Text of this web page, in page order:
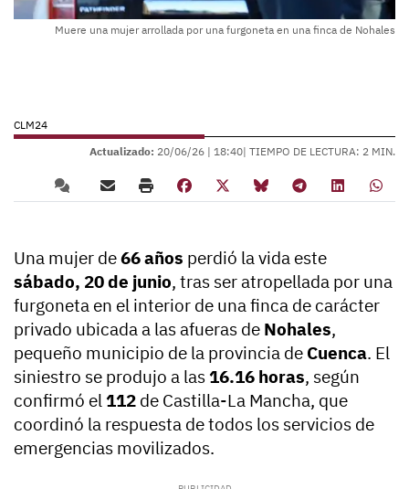
Muere una mujer arrollada por una furgoneta en una finca de Nohales
CLM24
Actualizado: 20/06/26 | 18:40| TIEMPO DE LECTURA: 2 MIN.
Una mujer de66 años perdió la vida este
sábado, 20 de junio, tras ser atropellada por una
furgoneta en el interior de una finca de carácter
privado ubicada a las afueras de Nohales,
pequeño municipio de la provincia de Cuenca. El
siniestro se produjo a las 16.16 horas, según
confirmó el 112 de Castilla-La Mancha, que
coordinó la respuesta de todos los servicios de
emergencias movilizados.